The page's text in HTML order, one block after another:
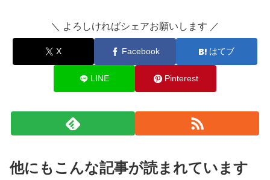
＼ よろしければシェアお願いします ／
X Facebook はてブ
LINE Pinterest
他にもこんな記事が読まれています